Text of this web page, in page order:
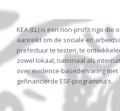
KEA (EL) is een non-profit-ngo
aanreikt om de sociale en
prefectuur te testen, te
zowel lokaal, nationaal als
over evidence-basedervaring met
gefinancierde ESF-programma’s.